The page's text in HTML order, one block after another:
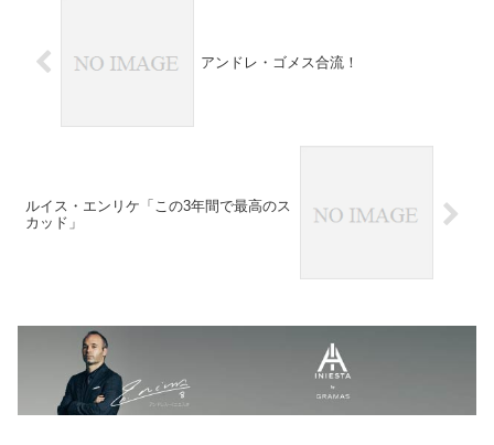
アンドレ・ゴメス合流！
ルイス・エンリケ「この3年間で最高のス
カッド」